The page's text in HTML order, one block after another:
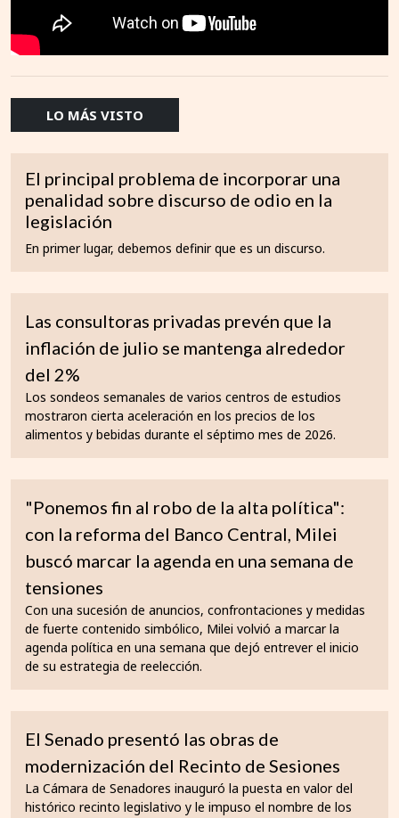
LO MÁS VISTO
El principal problema de incorporar una
penalidad sobre discurso de odio en la
legislación
En primer lugar, debemos definir que es un discurso.
Las consultoras privadas prevén que la
inflación de julio se mantenga alrededor
del 2%
Los sondeos semanales de varios centros de estudios
mostraron cierta aceleración en los precios de los
alimentos y bebidas durante el séptimo mes de 2026.
"Ponemos fin al robo de la alta política":
con la reforma del Banco Central, Milei
buscó marcar la agenda en una semana de
tensiones
Con una sucesión de anuncios, confrontaciones y medidas
de fuerte contenido simbólico, Milei volvió a marcar la
agenda política en una semana que dejó entrever el inicio
de su estrategia de reelección.
El Senado presentó las obras de
modernización del Recinto de Sesiones
La Cámara de Senadores inauguró la puesta en valor del
histórico recinto legislativo y le impuso el nombre de los